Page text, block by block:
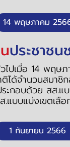
14 พฤษภาคม
ประชาชน
ไปเมื่อ 14 พฤษ
ติได้จำนวนสมาชิ
ะกอบด้วย สส.แ
.แบบแบ่งเขตเลื
1 กันยายน 2566